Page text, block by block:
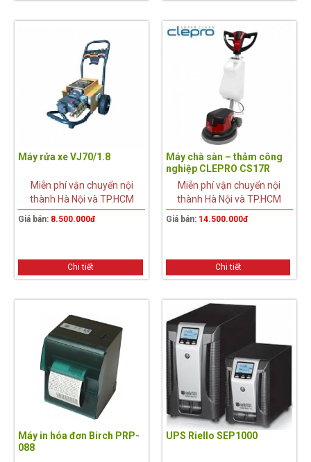
Máy rửa xe VJ70/1.8
Miễn phí vận chuyển nội
thành Hà Nội và TP.HCM
Giá bán: 8.500.000đ
Chi tiết
Máy chà sàn – thảm công
nghiệp CLEPRO CS17R
Miễn phí vận chuyển nội
thành Hà Nội và TP.HCM
Giá bán: 14.500.000đ
Chi tiết
Máy in hóa đơn Birch PRP-
088
UPS Riello SEP1000